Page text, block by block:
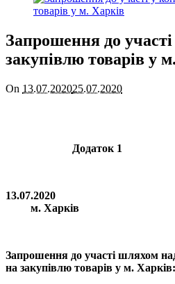
Запрошення до
закупівлю товарів у
On 13.07.202025.07.2020
Додаток 1
м. Харків
Запрошення до участі шляхом
на закупівлю товарів у м. Харків: